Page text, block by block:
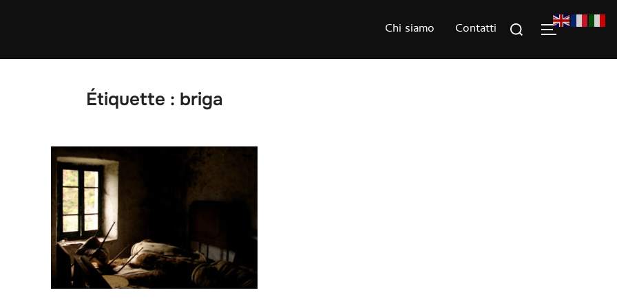
Chi siamo Contatti
Rechercher :
Étiquette : briga